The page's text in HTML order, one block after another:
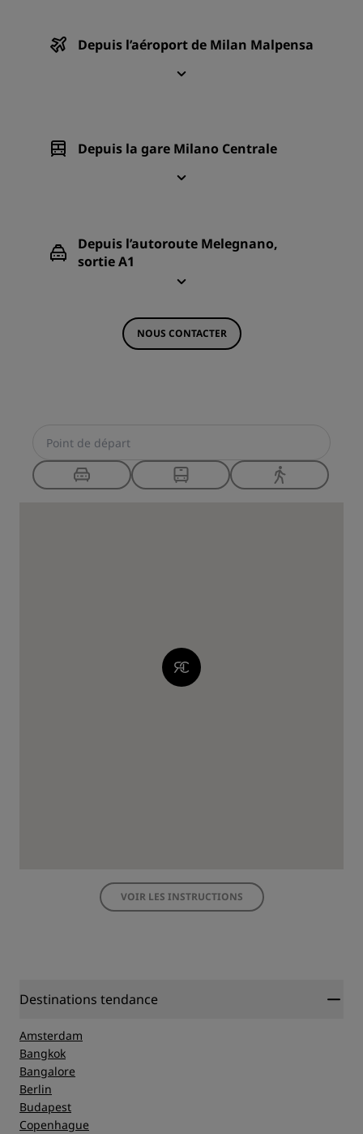
Depuis l’aéroport de Milan Malpensa
Depuis la gare Milano Centrale
Depuis l’autoroute Melegnano,
sortie A1
NOUS CONTACTER
VOIR LES INSTRUCTIONS
Destinations tendance
Amsterdam
Bangkok
Bangalore
Berlin
Budapest
Copenhague